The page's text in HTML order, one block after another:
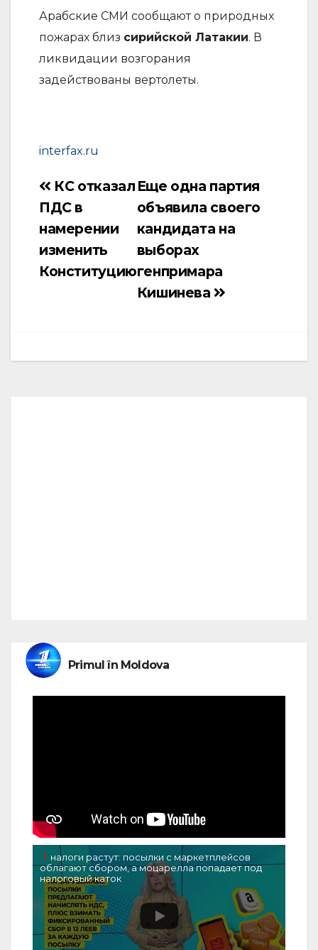
Арабские СМИ сообщают о природных
пожарах близ сирийской Латакии. В
ликвидации возгорания
задействованы вертолеты.
interfax.ru
Навигация
по
Еще одна партия
объявила своего
кандидата на
выборах
генпримара
Кишинева
КС отказал
ПДС в
намерении
изменить
Конституцию
Primul în Moldova
налоги растут: посылки с маркетплейсов
облагают сбором, а моцарелла попадает под
налоговый каток